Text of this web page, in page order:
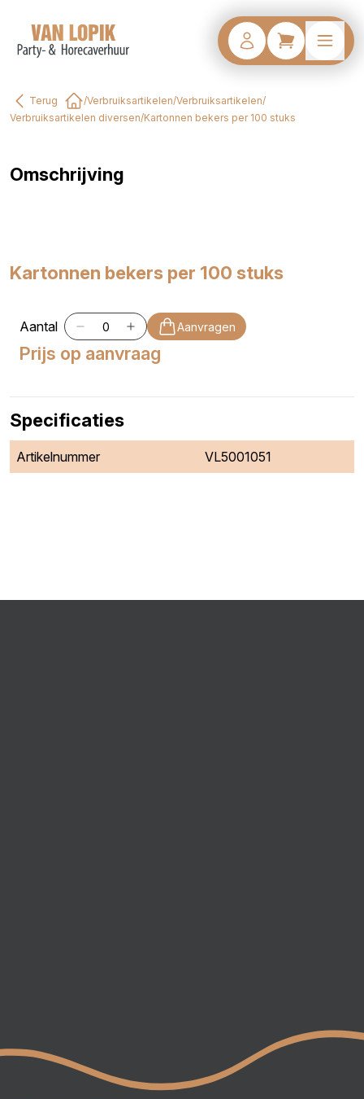
Terug
Home
/Verbruiksartikelen/Verbruiksartikelen/
Verbruiksartikelen diversen/Kartonnen bekers per 100 stuks
Omschrijving
Kartonnen bekers per 100 stuks
Aantal Aanvragen
Prijs op aanvraag
Specificaties
Artikelnummer VL5001051